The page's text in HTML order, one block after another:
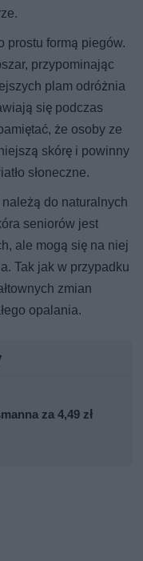
prostu formą piegów.
przypominając
plam odróżnia
się podczas
że osoby ze
skórę i powinny
słoneczne.
do naturalnych
seniorów jest
ale mogą się na niej
Tak jak w przypadku
zmian
opalania.
za 4,49 zł